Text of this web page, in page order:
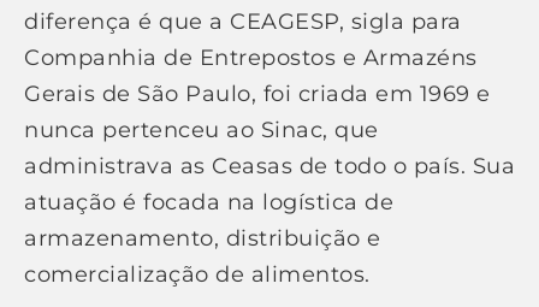
diferença é que a CEAGESP, sigla para
Companhia de Entrepostos e Armazéns
Gerais de São Paulo, foi criada em 1969 e
nunca pertenceu ao Sinac, que
administrava as Ceasas de todo o país. Sua
atuação é focada na logística de
armazenamento, distribuição e
comercialização de alimentos.